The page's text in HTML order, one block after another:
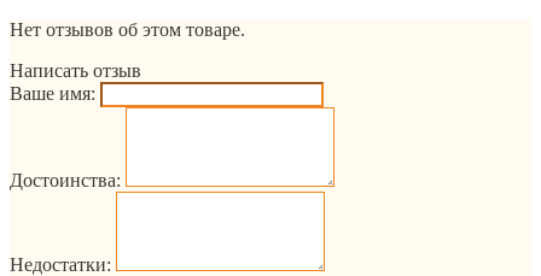
Нет отзывов об этом товаре.
Написать отзыв
Ваше имя:
Достоинства:
Недостатки: